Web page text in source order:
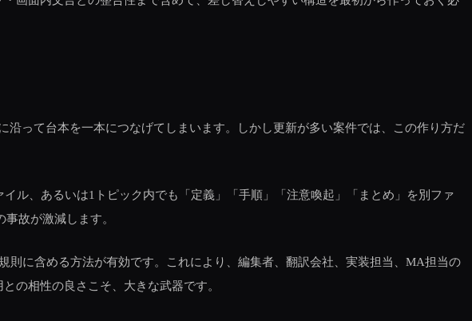
って台本を一本につなげてしまいます。しかし更新が多い案件では、この作り方だ
ル、あるいは1トピック内でも「定義」「手順」「注意喚起」「まとめ」を別ファ
故が激減します。
則に含める方法が有効です。これにより、編集者、翻訳会社、実装担当、MA担当の
の相性の良さこそ、大きな武器です。